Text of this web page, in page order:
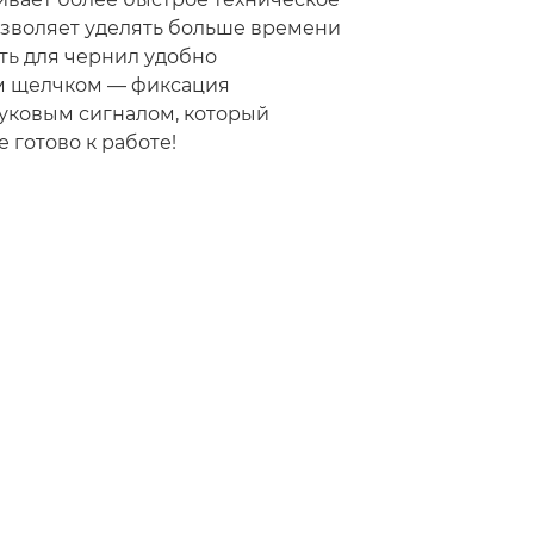
уделять больше времени
для чернил удобно
щелчком — фиксация
сигналом, который
готово к работе!